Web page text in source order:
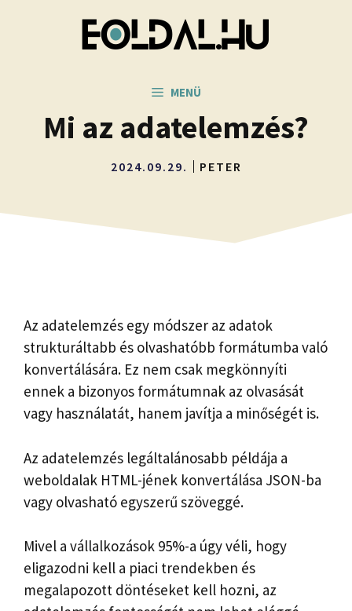
MENÜ
Mi az adatelemzés?
2024.09.29. PETER
Az adatelemzés egy módszer az adatok
strukturáltabb és olvashatóbb formátumba való
konvertálására. Ez nem csak megkönnyíti
ennek a bizonyos formátumnak az olvasását
vagy használatát, hanem javítja a minőségét is.
Az adatelemzés legáltalánosabb példája a
weboldalak HTML-jének konvertálása JSON-ba
vagy olvasható egyszerű szöveggé.
Mivel a vállalkozások 95%-a úgy véli, hogy
eligazodni kell a piaci trendekben és
megalapozott döntéseket kell hozni, az